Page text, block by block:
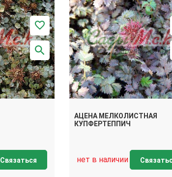
Связаться
АЦЕНА МЕЛКОЛИСТНАЯ
КУПФЕРТЕППИЧ
нет в наличии